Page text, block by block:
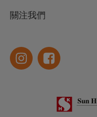
關注我們